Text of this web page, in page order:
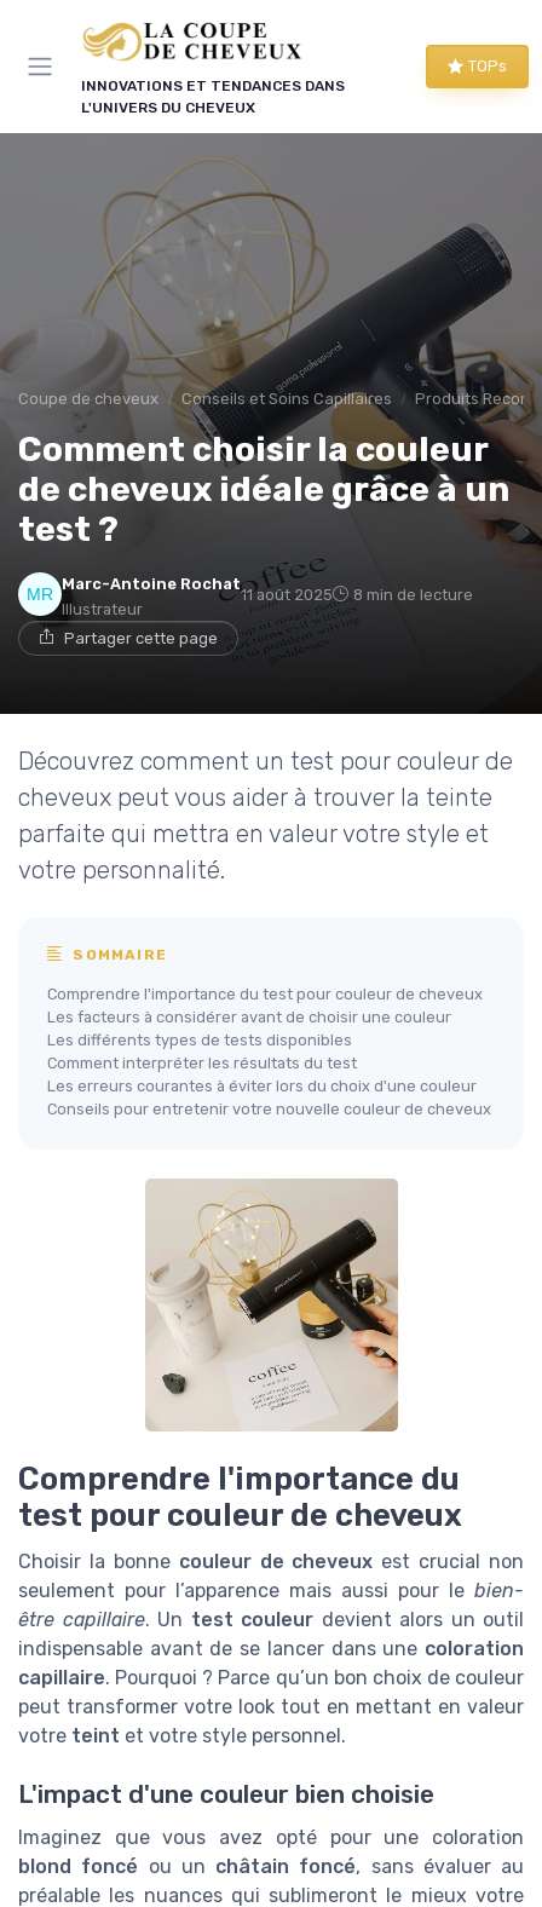
INNOVATIONS ET TENDANCES DANS
L'UNIVERS DU CHEVEUX
TOPs
Coupe de cheveux Conseils et Soins Capillaires Produits
Comment choisir la couleur
de cheveux idéale grâce à un
test ?
Marc-Antoine Rochat
Illustrateur
11 août 2025 8 min de lecture
Partager cette page
Découvrez comment un test pour couleur de
cheveux peut vous aider à trouver la teinte
parfaite qui mettra en valeur votre style et
votre personnalité.
SOMMAIRE
Comprendre l'importance du test pour couleur de cheveux
Les facteurs à considérer avant de choisir une couleur
Les différents types de tests disponibles
Comment interpréter les résultats du test
Les erreurs courantes à éviter lors du choix d'une couleur
Conseils pour entretenir votre nouvelle couleur de cheveux
Comprendre l'importance du
test pour couleur de cheveux
Choisir la bonne couleur de cheveux est crucial non
seulement pour l’apparence mais aussi pour le bien-
être capillaire. Un test couleur devient alors un outil
indispensable avant de se lancer dans une coloration
capillaire. Pourquoi ? Parce qu’un bon choix de couleur
peut transformer votre look tout en mettant en valeur
votre teint et votre style personnel.
L'impact d'une couleur bien choisie
Imaginez que vous avez opté pour une coloration
blond foncé ou un châtain foncé, sans évaluer au
préalable les nuances qui sublimeront le mieux votre